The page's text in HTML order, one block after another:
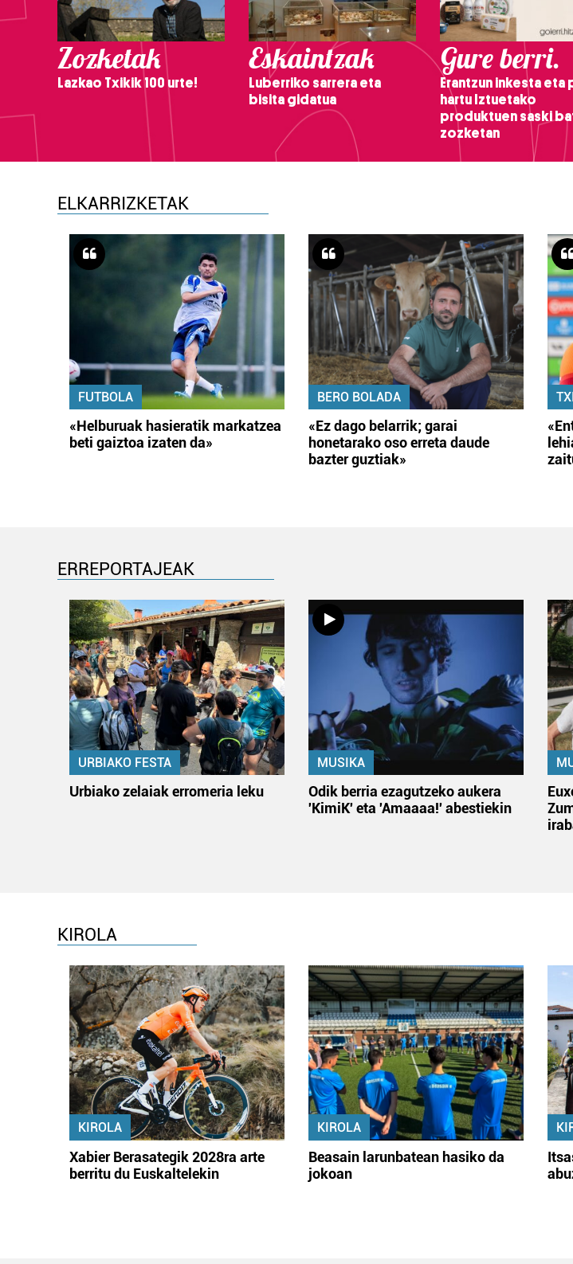
Zozketak
Lazkao Txikik 100 urte!
Eskaintzak
Luberriko sarrera eta
bisita gidatua
Gure berri.
Erantzun inkesta eta
hartu Iztuetako
produktuen saski
zozketan
ELKARRIZKETAK
FUTBOLA
«Helburuak hasieratik markatzea
beti gaiztoa izaten da»
BERO BOLADA
«Ez dago belarrik; garai
honetarako oso erreta daude
bazter guztiak»
ERREPORTAJEAK
URBIAKO FESTA
Urbiako zelaiak erromeria leku
MUSIKA
Odik berria ezagutzeko aukera
'KimiK' eta 'Amaaaa!' abestiekin
KIROLA
KIROLA
Xabier Berasategik 2028ra arte
berritu du Euskaltelekin
KIROLA
Beasain larunbatean hasiko da
jokoan